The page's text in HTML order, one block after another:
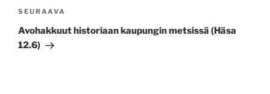
Seuraava
artikkeli
SEURAAVA
Avohakkuut historiaan kaupungin metsissä (Häsa
12.6)